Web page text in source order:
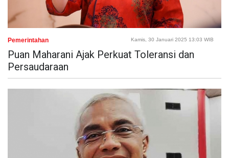
Pemerintahan Kamis, 30 Januari 2025 13:03 WIB
Puan Maharani Ajak Perkuat Toleransi dan
Persaudaraan